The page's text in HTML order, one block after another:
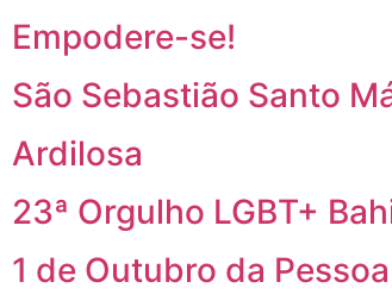
Empodere-se!
São Sebastião Santo
Ardilosa
23ª Orgulho LGBT+
1 de Outubro da